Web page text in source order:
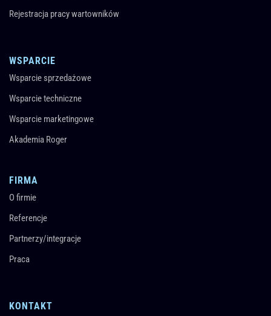
Rejestracja pracy wartowników
WSPARCIE
Wsparcie sprzedażowe
Wsparcie techniczne
Wsparcie marketingowe
Akademia Roger
FIRMA
O firmie
Referencje
Partnerzy/integracje
Praca
KONTAKT